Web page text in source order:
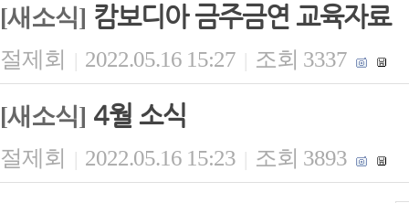
[새소식] 캄보디아 금주금연 교육자료
절제회 | 2022.05.16 15:27 | 조회 3337
[새소식] 4월 소식
절제회 | 2022.05.16 15:23 | 조회 3893